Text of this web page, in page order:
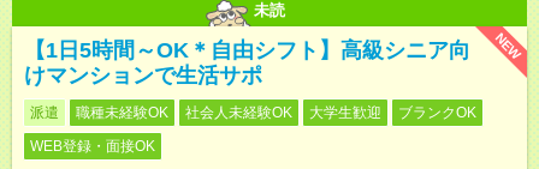
未読
NEW
【1日5時間～OK＊自由シフト】高級シニア向
けマンションで生活サポ
派遣 職種未経験OK 社会人未経験OK 大学生歓迎
ブランクOK
WEB登録・面接OK